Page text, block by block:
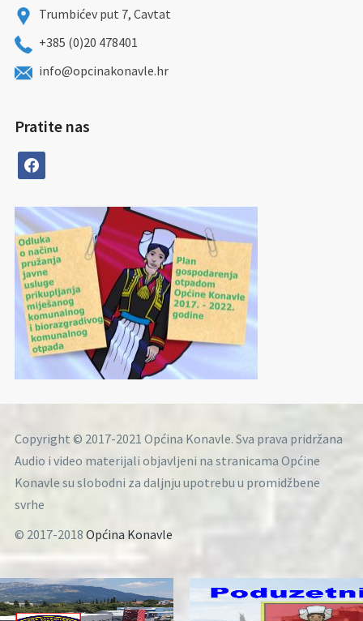
Trumbićev put 7, Cavtat
+385 (0)20 478401
info@opcinakonavle.hr
Pratite nas
facebook
Copyright © 2017-2021 Općina Konavle. Sva prava pridržana
Audio i video materijali objavljeni na stranicama Općine
Konavle su slobodni za daljnju upotrebu u promidžbene
svrhe
© 2017-2018 Općina Konavle